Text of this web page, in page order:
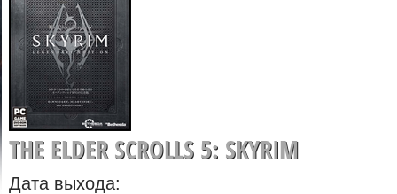
THE ELDER SCROLLS 5: SKYRIM
Дата выхода: